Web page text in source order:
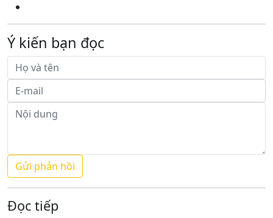
Ý kiến bạn đọc
Đọc tiếp